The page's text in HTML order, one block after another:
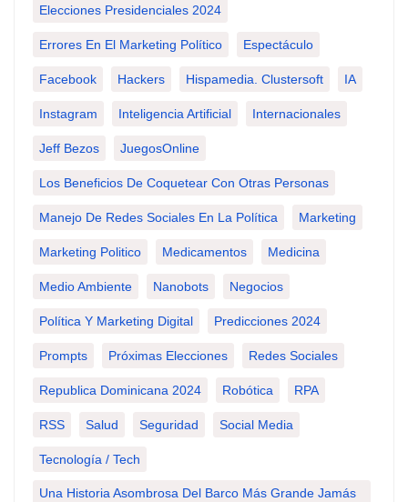
Elecciones Presidenciales 2024
Errores En El Marketing Político Espectáculo
Facebook Hackers Hispamedia. Clustersoft IA
Instagram Inteligencia Artificial Internacionales
Jeff Bezos JuegosOnline
Los Beneficios De Coquetear Con Otras Personas
Manejo De Redes Sociales En La Política Marketing
Marketing Politico Medicamentos Medicina
Medio Ambiente Nanobots Negocios
Política Y Marketing Digital Predicciones 2024
Prompts Próximas Elecciones Redes Sociales
Republica Dominicana 2024 Robótica RPA
RSS Salud Seguridad Social Media
Tecnología / Tech
Una Historia Asombrosa Del Barco Más Grande Jamás